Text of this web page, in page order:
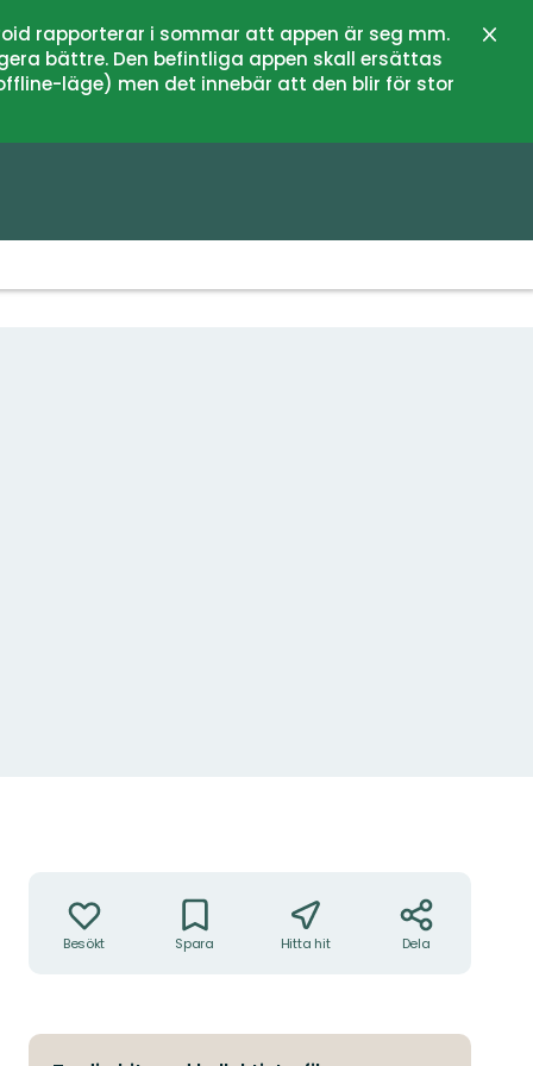
rapporterar i sommar att appen är seg mm.
bättre. Den befintliga appen skall ersättas
läge) men det innebär att den blir för stor
Besökt Spara Hitta hit Dela